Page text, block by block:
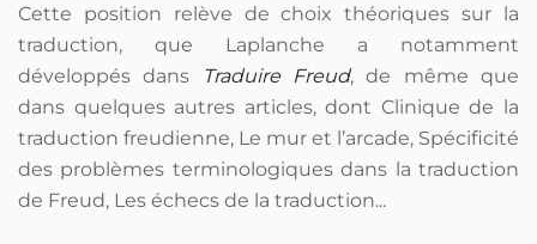
Cette position relève de choix théoriques sur la
traduction, que Laplanche a notamment
développés dans
Traduire Freud, de même que
dans quelques autres articles, dont Clinique de la
traduction freudienne, Le mur et l’arcade, Spécificité
des problèmes terminologiques dans la traduction
de Freud, Les échecs de la traduction...